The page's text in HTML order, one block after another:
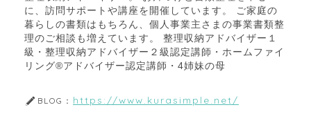
に、訪問サポートや講座を開催しています。 ご家庭の
暮らしの書類はもちろん、個人事業主さまの事業書類整
理のご相談も増えています。 整理収納アドバイザー１
級・整理収納アドバイザー２級認定講師・ホームファイ
リング®アドバイザー認定講師・4姉妹の母
BLOG： https://www.kurasimple.net/